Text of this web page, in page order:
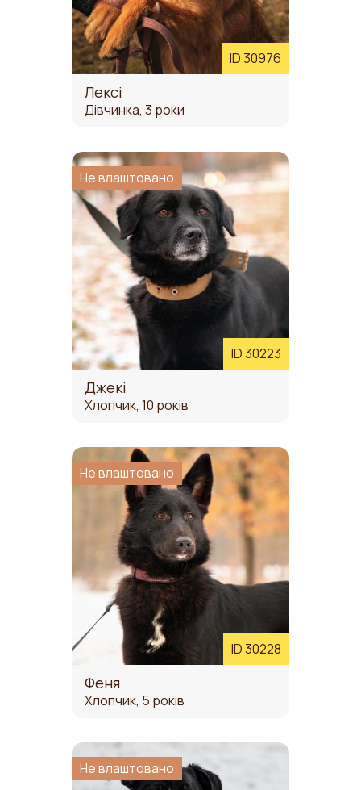
ID 30976
Лексі
Дівчинка, 3 роки
ID 30223
Не влаштовано
Джекі
Хлопчик, 10 років
ID 30228
Не влаштовано
Феня
Хлопчик, 5 років
Не влаштовано